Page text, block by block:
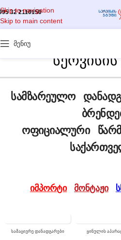
Skip to navigation
Skip to main content
32 2110150
მენიუ
სამზარეულო
ოფიციალური
იმპორტი მონტაჟი
ᲡᲐᲛᲐᲪᲘᲕᲠᲔ ᲓᲐᲜᲐᲓᲒᲐᲠᲔᲑᲘ ᲧᲘᲜᲣᲚᲘᲡ